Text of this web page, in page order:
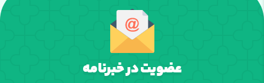
عضویت در خبرنامه